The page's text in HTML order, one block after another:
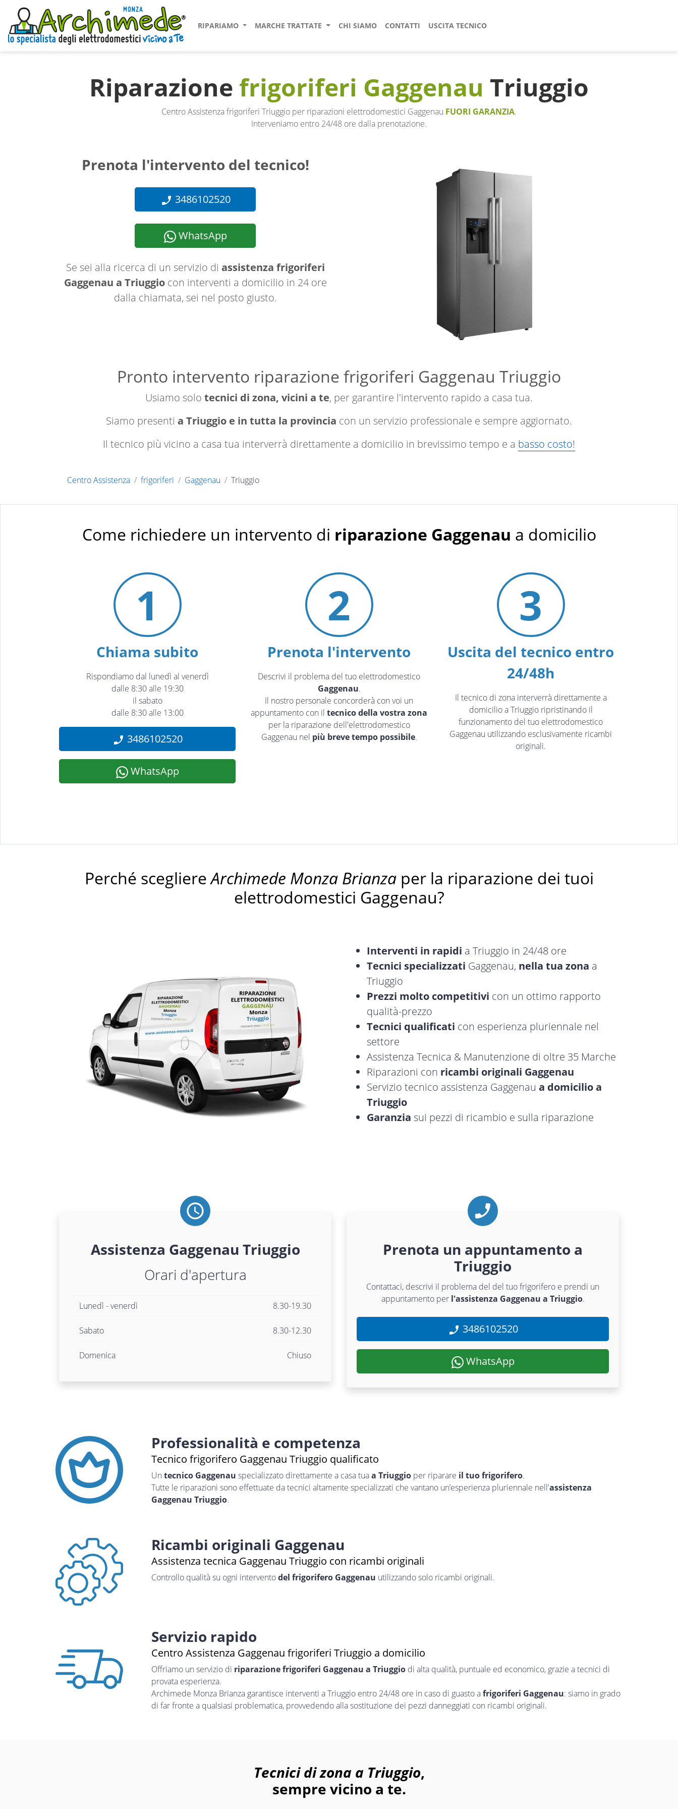
RIPARIAMO MARCHE TRATTATE CHI SIAMO CONTATTI USCITA TECNICO
Riparazione frigoriferi Gaggenau Triuggio
Centro Assistenza frigoriferi Triuggio per riparazioni elettrodomestici Gaggenau FUORI GARANZIA.
Interveniamo entro 24/48 ore dalla prenotazione.
Prenota l'intervento del tecnico!
3486102520
WhatsApp
Se sei alla ricerca di un servizio di assistenza frigoriferi
Gaggenau a Triuggiocon interventi a domicilio in 24 ore
dalla chiamata, sei nel posto giusto.
Pronto intervento riparazione frigoriferi Gaggenau Triuggio
Usiamo solo tecnici di zona, vicini a te, per garantire l'intervento rapido a casa tua.
Siamo presenti a Triuggio e in tutta la provincia con un servizio professionale e sempre aggiornato.
Il tecnico più vicino a casa tua interverrà direttamente a domicilio in brevissimo tempo e a basso costo!
Centro Assistenza frigoriferi Gaggenau Triuggio
Come richiedere un intervento di riparazione Gaggenau a domicilio
1
Chiama subito
Rispondiamo dal lunedì al venerdì
dalle 8:30 alle 19:30
il sabato
dalle 8:30 alle 13:00
3486102520
WhatsApp
2
Prenota l'intervento
Descrivi il problema del tuo elettrodomestico
Gaggenau.
Il nostro personale concorderà con voi un
appuntamento con il tecnico della vostra zona
per la riparazione dell'elettrodomestico
Gaggenau nel più breve tempo possibile.
3
Uscita del tecnico entro
24/48h
Il tecnico di zona interverrà direttamente a
domicilio a Triuggio ripristinando il
funzionamento del tuo elettrodomestico
Gaggenau utilizzando esclusivamente ricambi
originali.
Perché scegliereArchimede Monza Brianzaper la riparazione dei tuoi
elettrodomestici Gaggenau?
Interventi in rapidi a Triuggio in 24/48 ore
Tecnici specializzati Gaggenau, nella tua zona a
Triuggio
Prezzi molto competitivi con un ottimo rapporto
qualità-prezzo
Tecnici qualificati con esperienza pluriennale nel
settore
Assistenza Tecnica & Manutenzione di oltre 35 Marche
Riparazioni con ricambi originali Gaggenau
Servizio tecnico assistenza Gaggenau a domicilio a
Triuggio
Garanzia sui pezzi di ricambio e sulla riparazione
Assistenza Gaggenau Triuggio
Orari d'apertura
Lunedì - venerdì 8.30-19.30
Sabato 8.30-12.30
Domenica Chiuso
Prenota un appuntamento a
Triuggio
Contattaci, descrivi il problema del del tuo frigorifero e prendi un
appuntamento per l'assistenza Gaggenau a Triuggio.
3486102520
WhatsApp
Professionalità e competenza
Tecnico frigorifero Gaggenau Triuggio qualificato
Un tecnico Gaggenau specializzato direttamente a casa tuaa Triuggio per riparare il tuo frigorifero.
Tutte le riparazioni sono effettuate da tecnici altamente specializzati che vantano un’esperienza pluriennale nell'assistenza
Gaggenau Triuggio.
Ricambi originali Gaggenau
Assistenza tecnica Gaggenau Triuggio con ricambi originali
Controllo qualità su ogni interventodel frigorifero Gaggenau utilizzando solo ricambi originali.
Servizio rapido
Centro Assistenza Gaggenau frigoriferi Triuggio a domicilio
Offriamo un servizio di riparazione frigoriferi Gaggenau a Triuggio di alta qualità, puntuale ed economico, grazie a tecnici di
provata esperienza.
Archimede Monza Brianza garantisce interventi a Triuggio entro 24/48 ore in caso di guasto afrigoriferi Gaggenau: siamo in grado
di far fronte a qualsiasi problematica, provvedendo alla sostituzione dei pezzi danneggiati con ricambi originali.
Tecnici di zona a Triuggio,
sempre vicino a te.